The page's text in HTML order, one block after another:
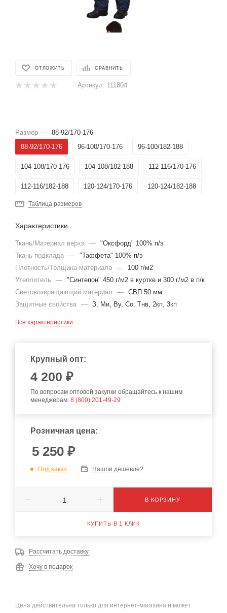
ОТЛОЖИТЬ СРАВНИТЬ
Артикул: 111804
Размер — 88-92/170-176
88-92/170-176
96-100/170-176 96-100/182-188
104-108/170-176 104-108/182-188 112-116/170-176
112-116/182-188 120-124/170-176 120-124/182-188
Таблица размеров
Характеристики
Ткань/Материал верха — "Оксфорд" 100% п/э
Ткань подклада — "Таффета" 100% п/э
Плотность/Толщина материала —
100 г/м2
Утеплитель
— "Синтепон" 450 г/м2 в куртке и 300 г/м2 в п/к
Световозвращающий материал
— СВП 50 мм
Защитные свойства — З, Ми, Ву, Со, Тнв, 2кп, 3кп
Все характеристики
Крупный опт:
4 200 ₽
По вопросам оптовой закупки обращайтесь к нашим
менеджерам: 8 (800) 201-49-29
Розничная цена:
5 250 ₽
Под заказ Нашли дешевле?
В КОРЗИНУ
КУПИТЬ В 1 КЛИК
Рассчитать доставку
Хочу в подарок
Цена действительна только для интернет-магазина и может